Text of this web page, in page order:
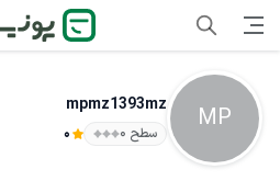
MP
mpmz1393mz
سطح ۰ 0